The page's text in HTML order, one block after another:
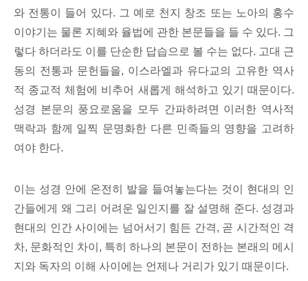
와 전통이 들어 있다. 그 예로 천지 창조 또는 노아의 홍수
이야기는 물론 지혜와 율법에 관한 본문들을 들 수 있다. 그
렇다 하더라도 이를 단순한 답습으로 볼 수는 없다. 고대 근
동의 전통과 문헌들을, 이스라엘과 유다교의 고유한 역사
적 종교적 체험에 비추어 새롭게 해석하고 있기 때문이다.
성경 본문의 풍요로움을 모두 간파하려면 이러한 역사적
맥락과 함께 일찍 문명화한 다른 민족들의 영향을 고려하
여야 한다.
이는 성경 안에 온전히 발을 들여놓는다는 것이 현대의 인
간들에게 왜 그리 어려운 일인지를 잘 설명해 준다. 성경과
현대의 인간 사이에는 넘어서기 힘든 간격, 곧 시간적인 격
차, 문화적인 차이, 특히 하나의 본문이 전하는 본래의 메시
지와 독자의 이해 사이에는 언제나 거리가 있기 때문이다.